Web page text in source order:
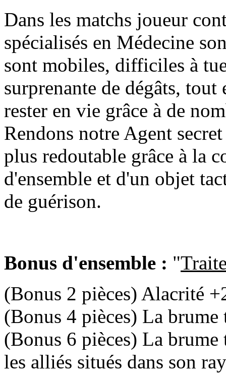
Dans les matchs joueur
spécialisés en Médecine
sont mobiles, difficiles à
surprenante de dégâts,
rester en vie grâce à de
Rendons notre Agent
plus redoutable grâce à la
d'ensemble et d'un objet
de guérison.
Bonus d'ensemble : "
(Bonus 2 pièces) Alacrité
(Bonus 4 pièces) La
(Bonus 6 pièces) La
les alliés situés dans son